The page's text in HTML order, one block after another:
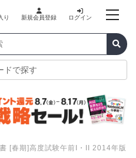
り 新規会員登録 ログイン
ドで探す
[春期]高度試験午前I・II 2014年版